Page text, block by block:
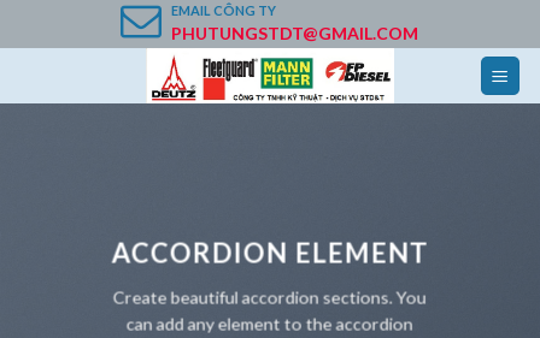
to
EMAIL CÔNG TY
PHUTUNGSTDT@GMAIL.COM
ACCORDION ELEMENT
Create beautiful accordion sections. You
can add any element to the accordion